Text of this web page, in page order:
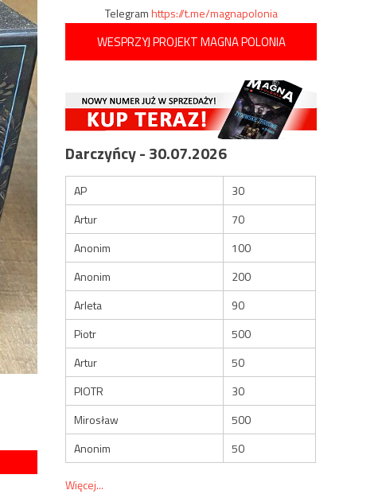
Telegramhttps://t.me/magnapolonia
WESPRZYJ PROJEKT MAGNA POLONIA
Darczyńcy - 30.07.2026
AP
30
Artur
70
Anonim
100
Anonim
200
Arleta
90
Piotr
500
Artur
50
PIOTR
30
Mirosław
500
Anonim
50
Więcej...